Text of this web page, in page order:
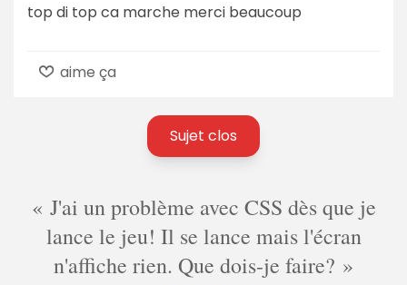
top di top ca marche merci beaucoup
aime ça
Sujet clos
J'ai un problème avec CSS dès que je
lance le jeu! Il se lance mais l'écran
n'affiche rien. Que dois-je faire?